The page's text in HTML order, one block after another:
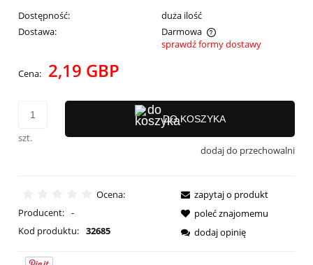
Dostępność:
duża ilość
Dostawa:
Darmowa
Cena nie zawiera ewentualnych kosztów płatności
sprawdź formy dostawy
Cena: 2,19 GBP
szt.
DO KOSZYKA
dodaj do przechowalni
Ocena:
Producent: -
Kod produktu: 32685
zapytaj o produkt
poleć znajomemu
dodaj opinię